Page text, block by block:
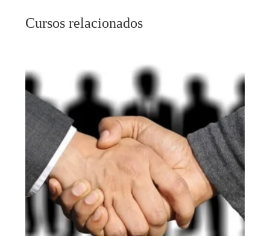
Cursos relacionados